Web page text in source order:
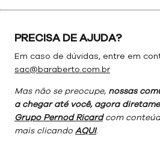
PRECISA DE AJUDA?
Em caso de dúvidas, entre em
sac@baraberto.com.br
Mas não se preocupe, nossas
a chegar até você, agora
Grupo Pernod Ricardcom
mais clicando AQUI.